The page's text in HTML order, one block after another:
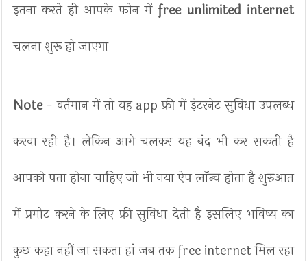
इतना करते ही आपके फोन में free unlimited internet
चलना शुरू हो जाएगा
Note- वर्तमान में तो यह app फ्री में इंटरनेट सुविधा उपलब्ध
करवा रही है। लेकिन आगे चलकर यह बंद भी कर सकती है
आपको पता होना चाहिए जो भी नया ऐप लॉन्च होता है शुरुआत
में प्रमोट करने के लिए फ्री सुविधा देती है इसलिए भविष्य का
कुछ कहा नहीं जा सकता हां जब तक free internet मिल रहा